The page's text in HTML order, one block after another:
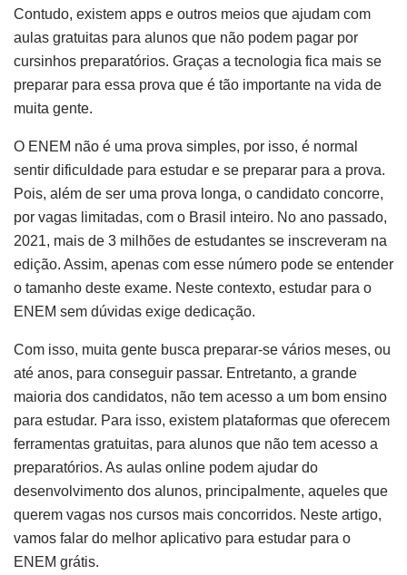
Contudo, existem apps e outros meios que ajudam com
aulas gratuitas para alunos que não podem pagar por
cursinhos preparatórios. Graças a tecnologia fica mais se
preparar para essa prova que é tão importante na vida de
muita gente.
O ENEM não é uma prova simples, por isso, é normal
sentir dificuldade para estudar e se preparar para a prova.
Pois, além de ser uma prova longa, o candidato concorre,
por vagas limitadas, com o Brasil inteiro. No ano passado,
2021, mais de 3 milhões de estudantes se inscreveram na
edição. Assim, apenas com esse número pode se entender
o tamanho deste exame. Neste contexto, estudar para o
ENEM sem dúvidas exige dedicação.
Com isso, muita gente busca preparar-se vários meses, ou
até anos, para conseguir passar. Entretanto, a grande
maioria dos candidatos, não tem acesso a um bom ensino
para estudar. Para isso, existem plataformas que oferecem
ferramentas gratuitas, para alunos que não tem acesso a
preparatórios. As aulas online podem ajudar do
desenvolvimento dos alunos, principalmente, aqueles que
querem vagas nos cursos mais concorridos. Neste artigo,
vamos falar do melhor aplicativo para estudar para o
ENEM grátis.